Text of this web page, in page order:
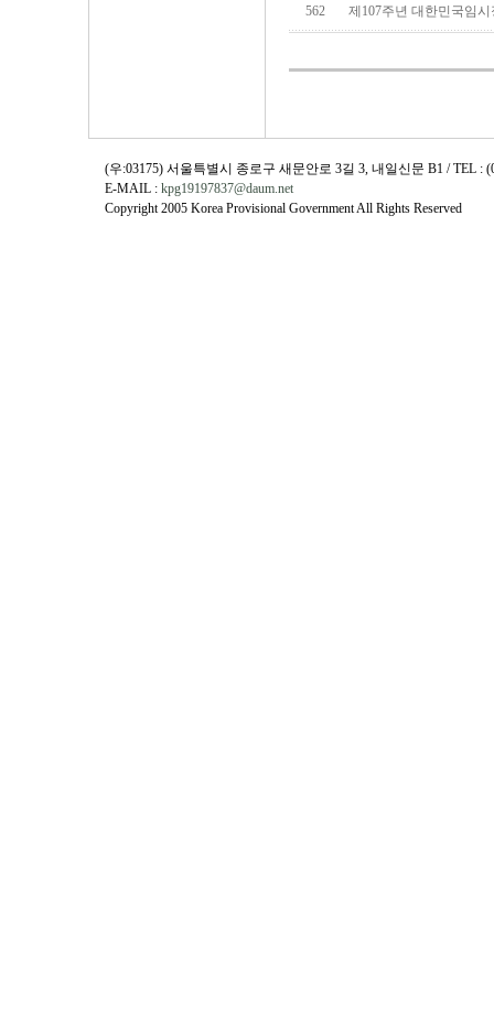
562 제107주년 대한민국임
(우:03175) 서울특별시 종로구 새문안로 3길 3, 내일신문 B1 / TEL :
E-MAIL : kpg19197837@daum.net
Copyright 2005 Korea Provisional Government All Rights Reserved